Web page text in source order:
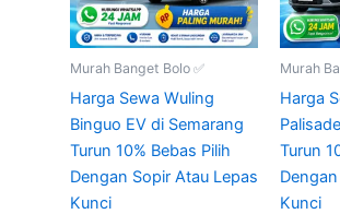
Murah Banget Bolo ✅
Harga Sewa Wuling
Binguo EV di Semarang
Turun 10% Bebas Pilih
Dengan Sopir Atau Lepas
Kunci
Murah
Harga
Turun
Kunci